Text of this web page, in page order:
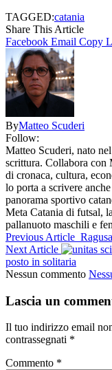
TAGGED:catania
Share This Article
Facebook Email Copy
ByMatteo Scuderi
Follow:
Matteo Scuderi, nato
scrittura. Collabora con
di cronaca, cultura,
lo porta a scrivere
panorama sportivo
Meta Catania di futsal,
pallanuoto maschili e
Previous Article
Next Article
posto in solitaria
Nessun commento
Lascia un
Il tuo indirizzo email
contrassegnati *
Commento *